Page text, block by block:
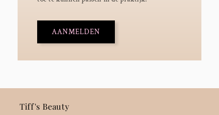
AANMELDEN
Tiff's Beauty